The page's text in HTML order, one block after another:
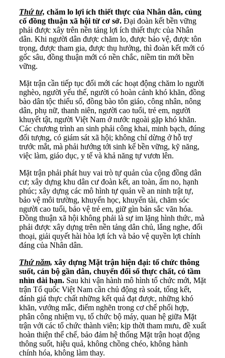
Thứ tư, chăm lo lợi ích thiết thực của Nhân dân, củng
cố đồng thuận xã hội từ cơ sở. Đại đoàn kết bền vững
phải được xây trên nền tảng lợi ích thiết thực của Nhân
dân. Khi người dân được chăm lo, được bảo vệ, được tôn
trọng, được tham gia, được thụ hưởng, thì đoàn kết mới có
gốc sâu, đồng thuận mới có nền chắc, niềm tin mới bền
vững.
Mặt trận cần tiếp tục đổi mới các hoạt động chăm lo người
nghèo, người yếu thế, người có hoàn cảnh khó khăn, đồng
bào dân tộc thiểu số, đồng bào tôn giáo, công nhân, nông
dân, phụ nữ, thanh niên, người cao tuổi, trẻ em, người
khuyết tật, người Việt Nam ở nước ngoài gặp khó khăn.
Các chương trình an sinh phải công khai, minh bạch, đúng
đối tượng, có giám sát xã hội; không chỉ dừng ở hỗ trợ
trước mắt, mà phải hướng tới sinh kế bền vững, kỹ năng,
việc làm, giáo dục, y tế và khả năng tự vươn lên.
Mặt trận phải phát huy vai trò tự quản của cộng đồng dân
cư; xây dựng khu dân cư đoàn kết, an toàn, ấm no, hạnh
phúc; xây dựng các mô hình tự quản về an ninh trật tự,
bảo vệ môi trường, khuyến học, khuyến tài, chăm sóc
người cao tuổi, bảo vệ trẻ em, giữ gìn bản sắc văn hóa.
Đồng thuận xã hội không phải là sự im lặng hình thức, mà
phải được xây dựng trên nền tảng dân chủ, lắng nghe, đối
thoại, giải quyết hài hòa lợi ích và bảo vệ quyền lợi chính
đáng của Nhân dân.
Thứ năm, xây dựng Mặt trận hiện đại: tổ chức thông
suốt, cán bộ gần dân, chuyển đổi số thực chất, có tầm
nhìn dài hạn. Sau khi vận hành mô hình tổ chức mới, Mặt
trận Tổ quốc Việt Nam cần chủ động rà soát, tổng kết,
đánh giá thực chất những kết quả đạt được, những khó
khăn, vướng mắc, điểm nghẽn trong cơ chế phối hợp,
phân công nhiệm vụ, tổ chức bộ máy, quan hệ giữa Mặt
trận với các tổ chức thành viên; kịp thời tham mưu, đề xuất
hoàn thiện thể chế, bảo đảm hệ thống Mặt trận hoạt động
thông suốt, hiệu quả, không chồng chéo, không hành
chính hóa, không làm thay.